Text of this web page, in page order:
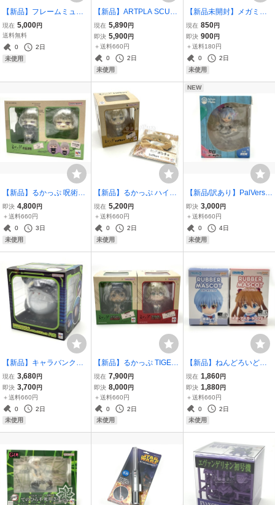
【新品】フレームミュー
ジック・ガール 雪ミク An
other Color Ver. プラモデ
ル コトブキヤ フレームア
ームズ・ガール 初音ミク
現在 5,000円
送料無料
0
2日
未使用
【新品】ARTPLA SCULP
TURE WORKS エヴァン
ゲリオン仮設5号機 “決闘
ベタニアベース” ヱヴァン
ゲリヲン新劇場版 プラモ
デル EVANGELION
現在 5,890円
即決 5,900円
＋送料660円
0
2日
未使用
【新品未開封】メガミデ
バイス M.S.G PUNI☆MO
FU 雪トゥ アイデカール
セット MEGAMI DEVICE
コトブキヤ 寿屋
現在 850円
即決 900円
＋送料180円
0
2日
未使用
【新品】るかっぷ 呪術廻
戦 狗巻棘【再販】 いぬま
きとげ フィギュア メガハ
ウス
即決 4,800円
＋送料660円
0
3日
未使用
【新品】るかっぷ ハイキ
ュ―!! 宮 侑 フィギュア &
サムキツネ ポンチョセッ
ト みやあつむ 宮侑 メガハ
ウス
現在 5,200円
＋送料660円
0
2日
未使用
NEW
【新品/訳あり】PalVerse
Pale. Re:ゼロから始める
異世界生活 レム フィギュ
ア リゼロ ブシロード パル
バース ミニ パルパレ
即決 3,000円
＋送料660円
0
4日
未使用
【新品】キャラバンクす
たんだーど 機動戦士Gund
am GQuuuuuuX ハロ フ
ィギュア 貯金箱 メガハウ
ス ガンダム ジークアクス
現在 3,680円
即決 3,700円
＋送料660円
0
2日
未使用
【新品】るかっぷ TIGER
& BUNNY 「鏑木・T・虎
徹」&「バーナビー・ブル
ックス Jr.」 セット フィギ
ュア メガハウス タイバニ
現在 7,900円
即決 8,000円
＋送料660円
0
2日
未使用
【新品】ねんどろいどぷ
らす 綾波レイ & 式波・ア
スカ・ラングレー らばー
ますこっと 『ヱヴァンゲ
リヲン新劇場版』 フィギ
ュアセット
現在 1,860円
即決 1,880円
＋送料660円
0
2日
未使用